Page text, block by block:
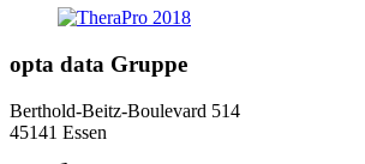
opta data Gruppe
Berthold-Beitz-Boulevard 514
45141 Essen